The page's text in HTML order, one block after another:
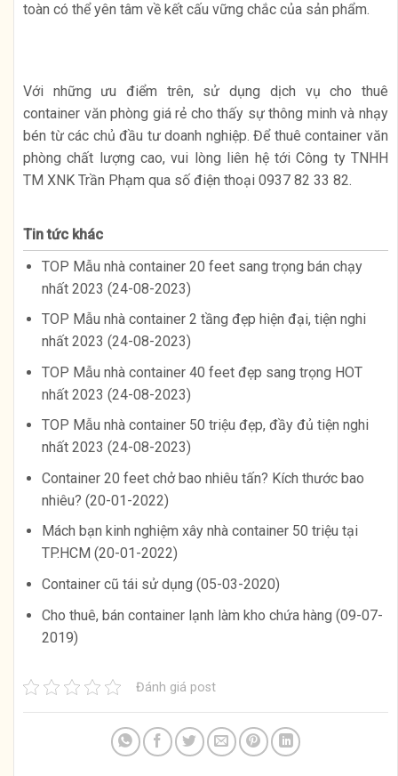
toàn có thể yên tâm về kết cấu vững chắc của sản phẩm.
Với những ưu điểm trên, sử dụng dịch vụ cho thuê
container văn phòng giá rẻ cho thấy sự thông minh và nhạy
bén từ các chủ đầu tư doanh nghiệp. Để thuê container văn
phòng chất lượng cao, vui lòng liên hệ tới Công ty TNHH
TM XNK Trần Phạm qua số điện thoại 0937 82 33 82.
Tin tức khác
TOP Mẫu nhà container 20 feet sang trọng bán chạy
nhất 2023 (24-08-2023)
TOP Mẫu nhà container 2 tầng đẹp hiện đại, tiện nghi
nhất 2023 (24-08-2023)
TOP Mẫu nhà container 40 feet đẹp sang trọng HOT
nhất 2023 (24-08-2023)
TOP Mẫu nhà container 50 triệu đẹp, đầy đủ tiện nghi
nhất 2023 (24-08-2023)
Container 20 feet chở bao nhiêu tấn? Kích thước bao
nhiêu? (20-01-2022)
Mách bạn kinh nghiệm xây nhà container 50 triệu tại
TP.HCM (20-01-2022)
Container cũ tái sử dụng (05-03-2020)
Cho thuê, bán container lạnh làm kho chứa hàng (09-07-
2019)
Đánh giá post